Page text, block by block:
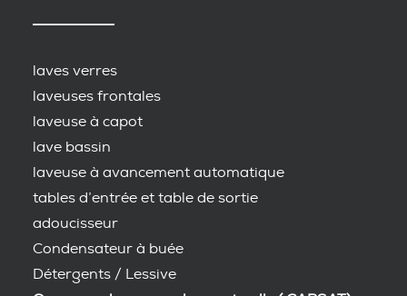
laves verres
laveuses frontales
laveuse à capot
lave bassin
laveuse à avancement automatique
tables d’entrée et table de sortie
adoucisseur
Condensateur à buée
Détergents / Lessive